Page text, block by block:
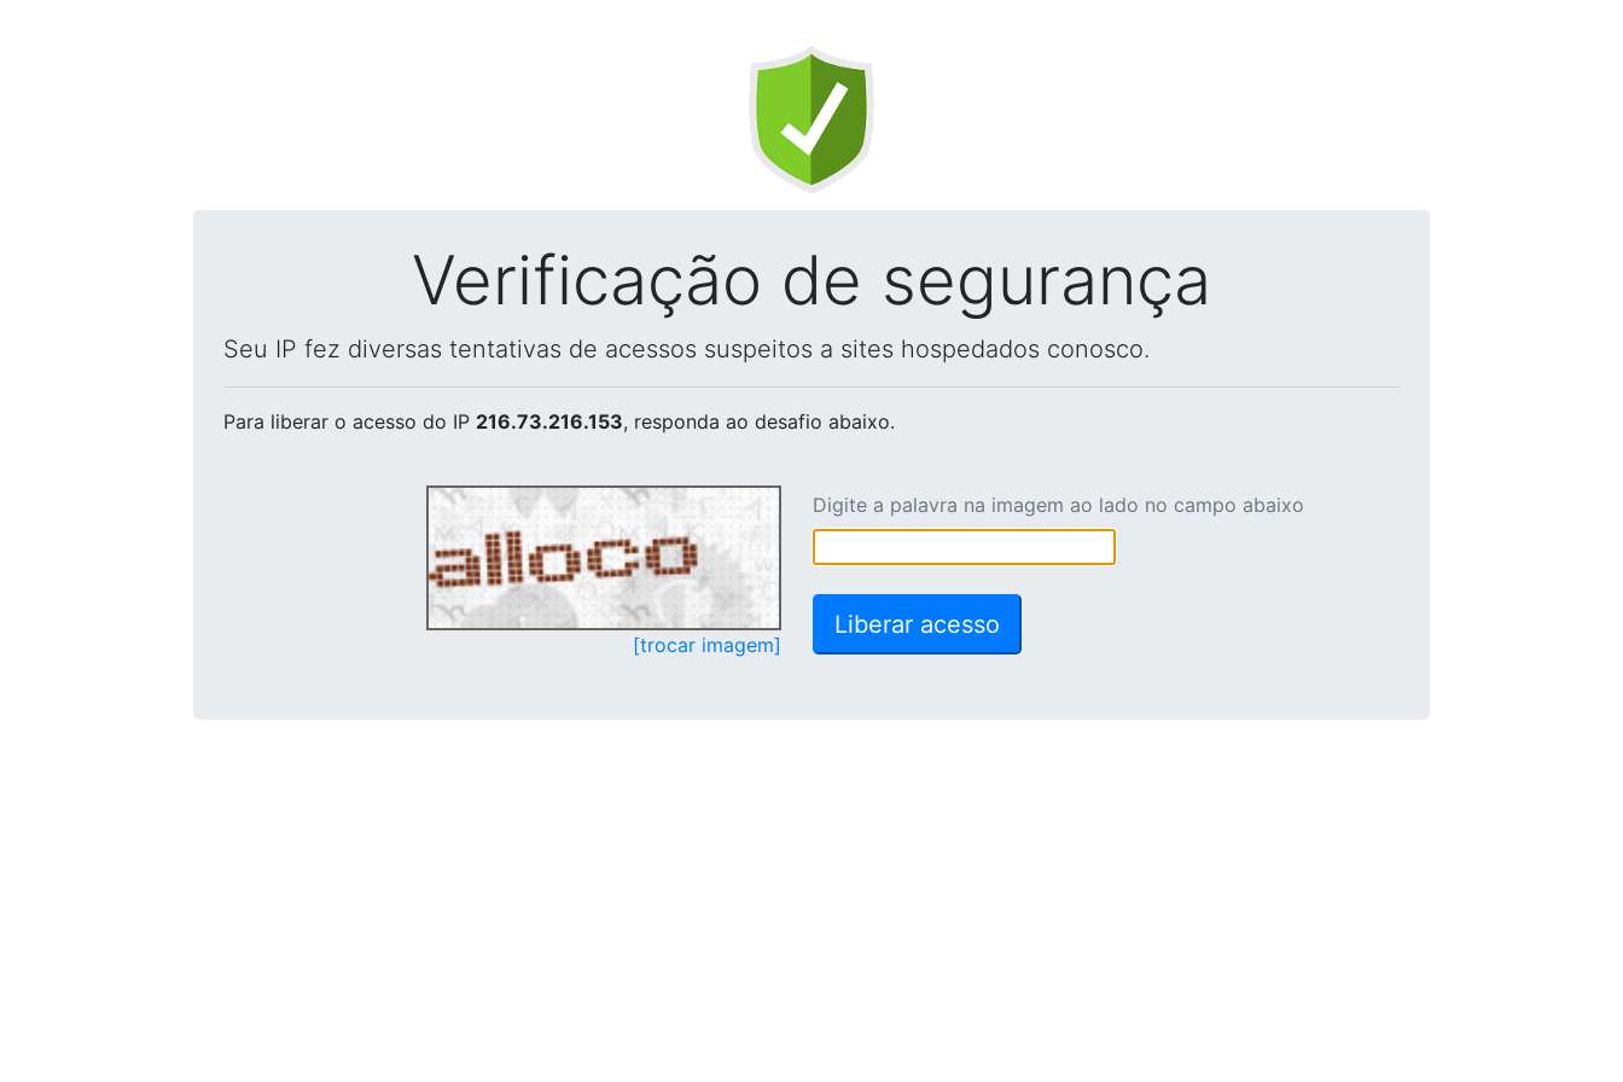
Verificação de segurança
Seu IP fez diversas tentativas de acessos suspeitos a sites hospedados conosco.
Para liberar o acesso do IP 216.73.216.153, responda ao desafio abaixo.
[trocar imagem]
Digite a palavra na imagem ao lado no campo abaixo